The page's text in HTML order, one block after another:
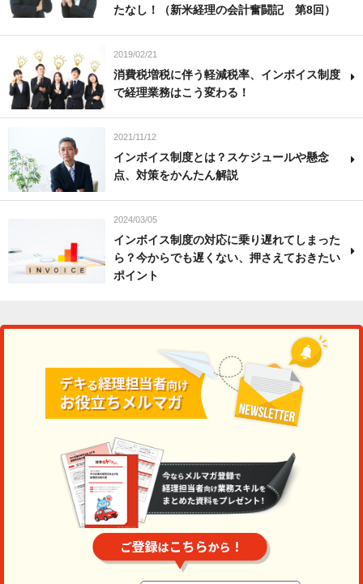
たなし！（新米経理の会計奮闘記 第8回）
2019/02/21
消費税増税に伴う軽減税率、インボイス制度
で経理業務はこう変わる！
2021/11/12
インボイス制度とは？スケジュールや懸念
点、対策をかんたん解説
2024/03/05
インボイス制度の対応に乗り遅れてしまった
ら？今からでも遅くない、押さえておきたい
ポイント